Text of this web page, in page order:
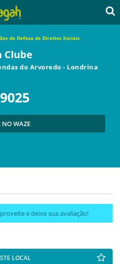
de Defesa de Direitos Sociais
Clube
do Arvoredo - Londrina
NO WAZE
e deixe sua avaliação!
LOCAL